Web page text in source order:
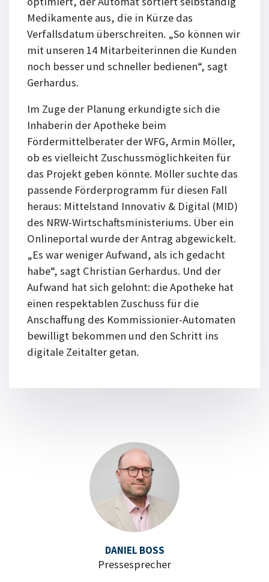
DANIEL BOSS
Pressesprecher
Medikamente aus, die in Kürze das
Verfallsdatum überschreiten. „So können wir
mit unseren 14 Mitarbeiterinnen die Kunden
noch besser und schneller bedienen“, sagt
Gerhardus.
Im Zuge der Planung erkundigte sich die
Inhaberin der Apotheke beim
Fördermittelberater der WFG, Armin Möller,
ob es vielleicht Zuschussmöglichkeiten für
das Projekt geben könnte. Möller suchte das
passende Förderprogramm für diesen Fall
heraus: Mittelstand Innovativ & Digital (MID)
des NRW-Wirtschaftsministeriums. Über ein
Onlineportal wurde der Antrag abgewickelt.
„Es war weniger Aufwand, als ich gedacht
habe“, sagt Christian Gerhardus. Und der
Aufwand hat sich gelohnt: die Apotheke hat
einen respektablen Zuschuss für die
Anschaffung des Kommissionier-Automaten
bewilligt bekommen und den Schritt ins
digitale Zeitalter getan.